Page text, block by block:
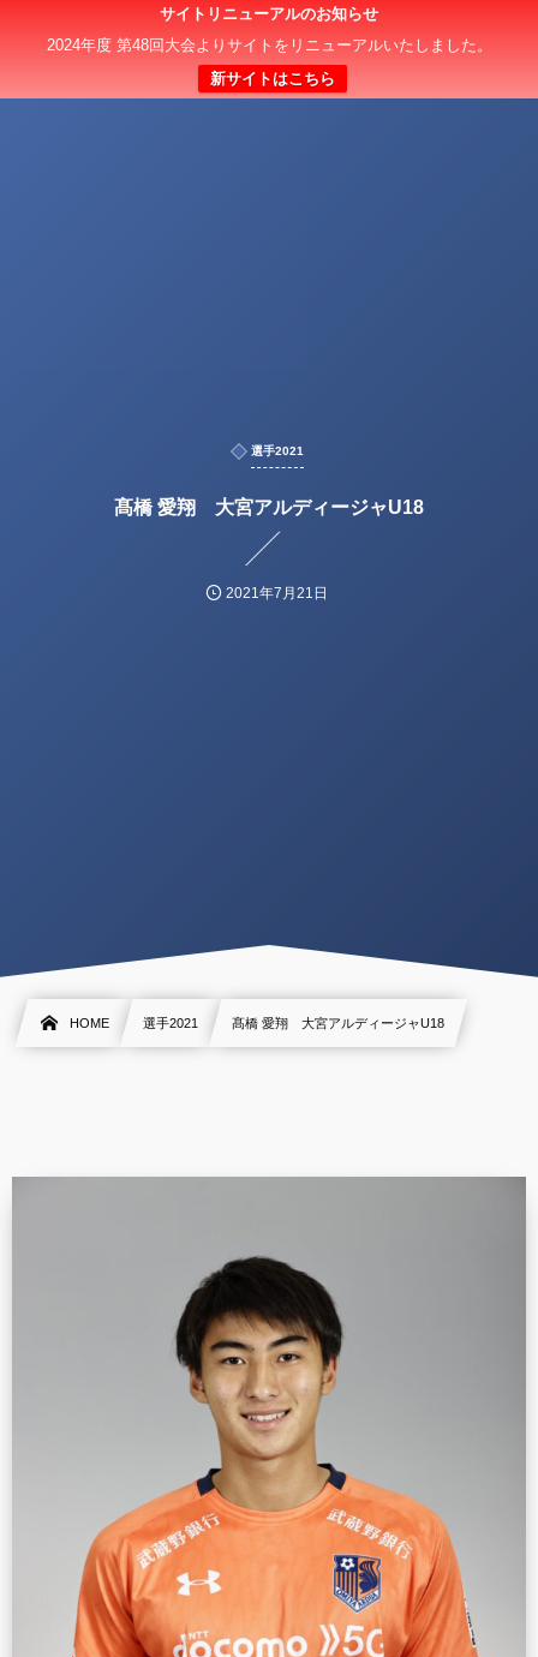
サイトリニューアルのお知らせ
2024年度 第48回大会よりサイトをリニューアルいたしました。
新サイトはこちら
選手2021
髙橋 愛翔 大宮アルディージャU18
2021年7月21日
HOME 選手2021 髙橋 愛翔 大宮アルディージャU18